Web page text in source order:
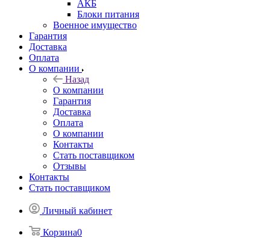
АКБ
Блоки питания
Военное имущество
Гарантия
Доставка
Оплата
О компании
Назад
О компании
Гарантия
Доставка
Оплата
О компании
Контакты
Стать поставщиком
Отзывы
Контакты
Стать поставщиком
Личный кабинет
Корзина0